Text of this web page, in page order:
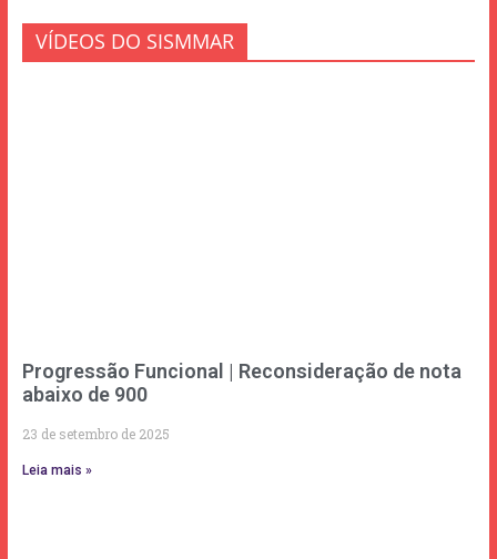
VÍDEOS DO SISMMAR
Progressão Funcional | Reconsideração de nota
abaixo de 900
23 de setembro de 2025
Leia mais »